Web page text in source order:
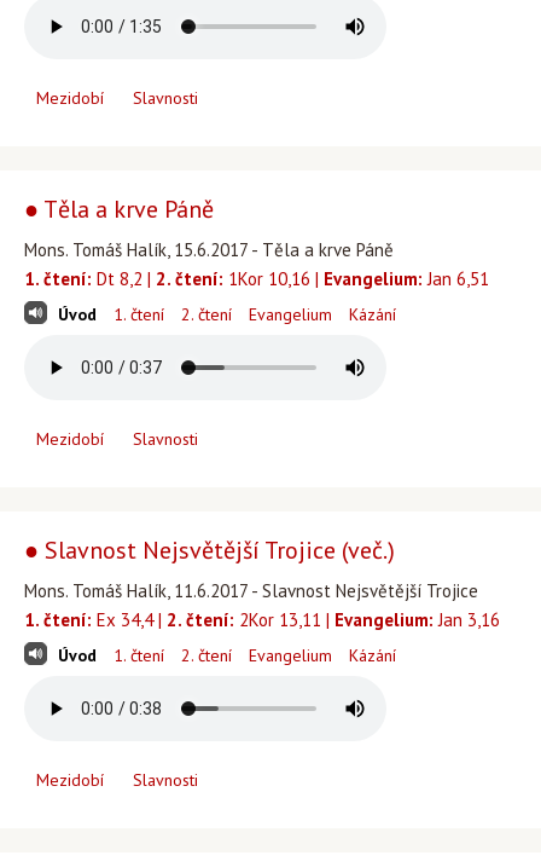
Mezidobí Slavnosti
● Těla a krve Páně
Mons. Tomáš Halík, 15.6.2017 - Těla a krve Páně
1. čtení: Dt 8,2 | 2. čtení: 1Kor 10,16 | Evangelium: Jan 6,51
Úvod 1. čtení 2. čtení Evangelium Kázání
Mezidobí Slavnosti
● Slavnost Nejsvětější Trojice (več.)
Mons. Tomáš Halík, 11.6.2017 - Slavnost Nejsvětější Trojice
1. čtení: Ex 34,4 | 2. čtení: 2Kor 13,11 | Evangelium: Jan 3,16
Úvod 1. čtení 2. čtení Evangelium Kázání
Mezidobí Slavnosti